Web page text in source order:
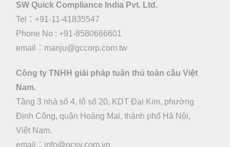
SW Quick Compliance India Pvt. Ltd.
Tel：+91-11-41835547
Phone No : +91-8580666601
email：manju@gccorp.com.tw
Công ty TNHH giải pháp tuân thủ toàn cầu Việt
Nam.
Tầng 3 nhà số 4, lô số 20, KDT Đại Kim, phường
Định Công, quận Hoàng Mai, thành phố Hà Nội,
Việt Nam.
email： info@gcsv.com.vn